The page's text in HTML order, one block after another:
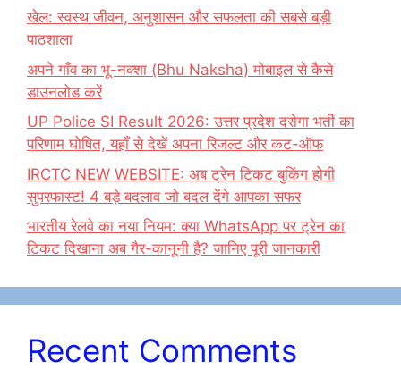
खेल: स्वस्थ जीवन, अनुशासन और सफलता की सबसे बड़ी
पाठशाला
अपने गाँव का भू-नक्शा (Bhu Naksha) मोबाइल से कैसे
डाउनलोड करें
UP Police SI Result 2026: उत्तर प्रदेश दरोगा भर्ती का
परिणाम घोषित, यहाँ से देखें अपना रिजल्ट और कट-ऑफ
IRCTC NEW WEBSITE: अब ट्रेन टिकट बुकिंग होगी
सुपरफास्ट! 4 बड़े बदलाव जो बदल देंगे आपका सफर
भारतीय रेलवे का नया नियम: क्या WhatsApp पर ट्रेन का
टिकट दिखाना अब गैर-कानूनी है? जानिए पूरी जानकारी
Recent Comments